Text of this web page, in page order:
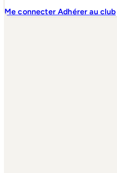
Me connecterAdhérer au club